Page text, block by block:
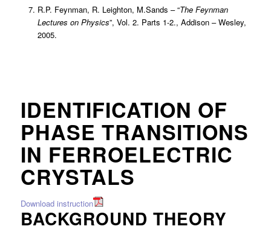
R.P. Feynman, R. Leighton, M.Sands – “The Feynman
Lectures on Physics”, Vol. 2. Parts 1-2., Addison – Wesley,
2005.
IDENTIFICATION OF
PHASE TRANSITIONS
IN FERROELECTRIC
CRYSTALS
Download instruction
BACKGROUND THEORY